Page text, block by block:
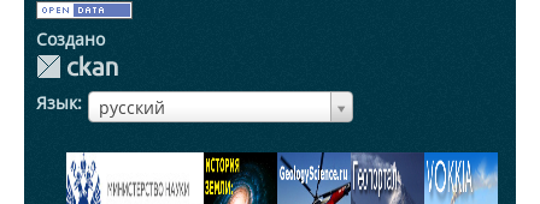
Создано
Язык русский
ЯзыкЯзык